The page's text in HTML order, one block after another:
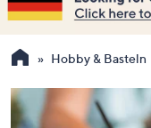
sind,
verwenden
Sie
Pfeiltasten
nach
Hobby & Basteln